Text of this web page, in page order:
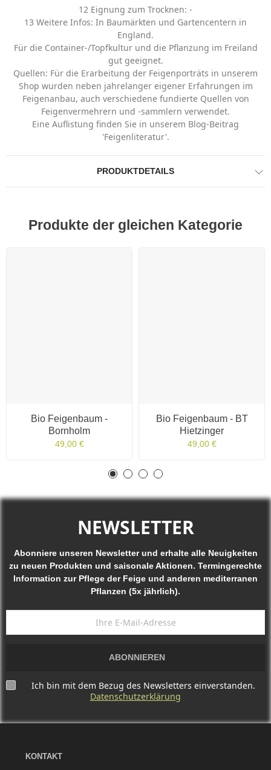
12 Eignung zum Trocknen: -
13 Weitere Infos: In Baumärkten und Gartencentern in
England.
Für die Container-/Topfkultur und die Pflanzung im Freiland
gut geeignet.
Quellen: Für die Erarbeitung der Feigenporträts in unserem
Shop wurden neben jahrelanger eigener Erfahrungen im
Feigenanbau, auch verschiedene fundierte Quellen von
Feigenvermehrern und -sammlern verwendet.
Eine Auflistung finden Sie in unserem Blog-Beitrag
'Feigenliteratur'.
PRODUKTDETAILS
Produkte der gleichen Kategorie
Bio Feigenbaum -
Bornholm
49,00 €
Bio Feigenbaum - BT
Hietzinger
49,00 €
NEWSLETTER
Abonniere unseren Newsletter und erhalte alle Neuigkeiten
zu neuen Produkten und saisonale Aktionen. Termingerechte
Information zur Pflege der Feige und anderen mediterranen
Pflanzen (5x jährlich).
ABONNIEREN
Ich bin mit dem Bezug des Newsletters einverstanden.
Datenschutzerklärung
KONTAKT